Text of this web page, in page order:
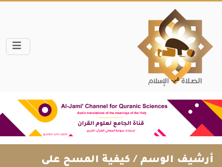
أرشيف الوسم / كيفية المسح على